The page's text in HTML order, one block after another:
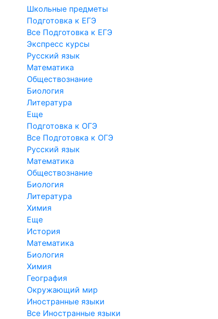
Школьные предметы
Подготовка к ЕГЭ
Все Подготовка к ЕГЭ
Экспресс курсы
Русский язык
Математика
Обществознание
Биология
Литература
Еще
Подготовка к ОГЭ
Все Подготовка к ОГЭ
Русский язык
Математика
Обществознание
Биология
Литература
Химия
Еще
История
Математика
Биология
Химия
География
Окружающий мир
Иностранные языки
Все Иностранные языки